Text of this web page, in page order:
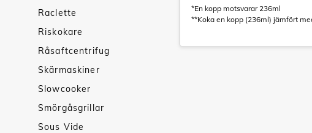
Raclette
Riskokare
Råsaftcentrifug
Skärmaskiner
Slowcooker
Smörgåsgrillar
Sous Vide
*En kopp motsvarar 236ml
**Koka en kopp (236ml) jämfört